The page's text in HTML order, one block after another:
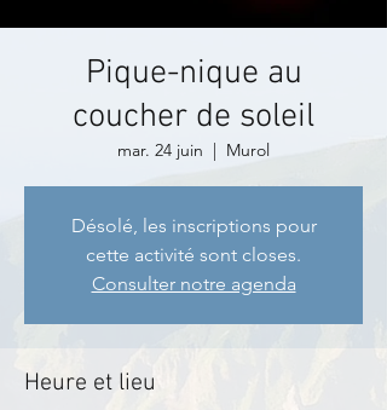
Pique-nique au
coucher de soleil
mar. 24 juin
  |
Murol
Désolé, les inscriptions pour
cette activité sont closes.
Consulter notre agenda
Heure et lieu